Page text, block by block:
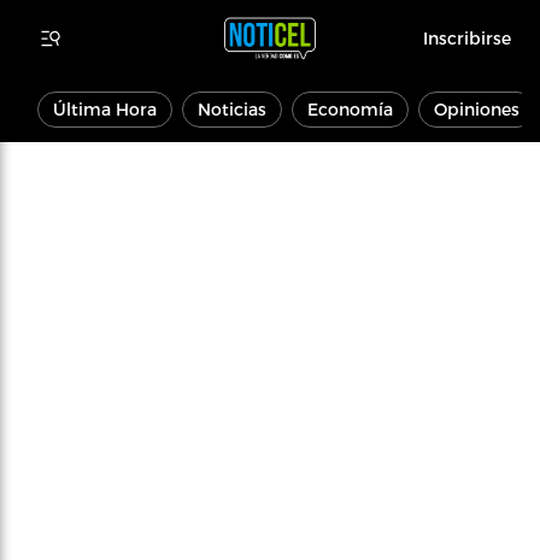
Inscribirse
Última Hora Noticias Economía Opiniones